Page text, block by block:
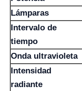
Lámparas
Intervalo de
tiempo
Onda ultravioleta
Intensidad
radiante